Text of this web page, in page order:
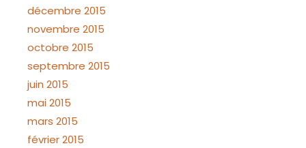
décembre 2015
novembre 2015
octobre 2015
septembre 2015
juin 2015
mai 2015
mars 2015
février 2015